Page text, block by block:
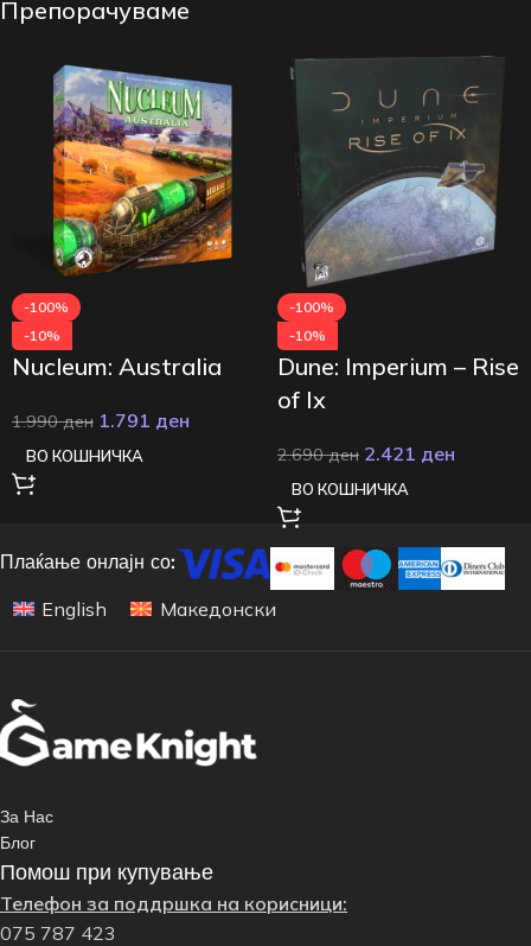
Препорачуваме
-100%
-10%
Nucleum: Australia
1.990ден 1.791 ден
ВО КОШНИЧКА
-100%
-10%
Dune: Imperium – Rise
of Ix
2.690ден 2.421 ден
ВО КОШНИЧКА
Плаќање онлајн со:
English
Македонски
За Нас
Блог
Помош при купување
Телефон за поддршка на корисници:
075 787 423